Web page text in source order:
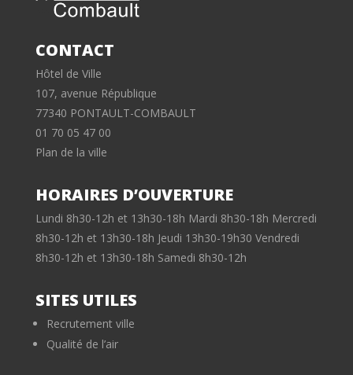
CONTACT
Hôtel de Ville
107, avenue République
77340 PONTAULT-COMBAULT
01 70 05 47 00
Plan de la ville
HORAIRES D’OUVERTURE
Lundi 8h30-12h et 13h30-18h Mardi 8h30-18h Mercredi
8h30-12h et 13h30-18h Jeudi 13h30-19h30 Vendredi
8h30-12h et 13h30-18h Samedi 8h30-12h
SITES UTILES
Recrutement ville
Qualité de l’air